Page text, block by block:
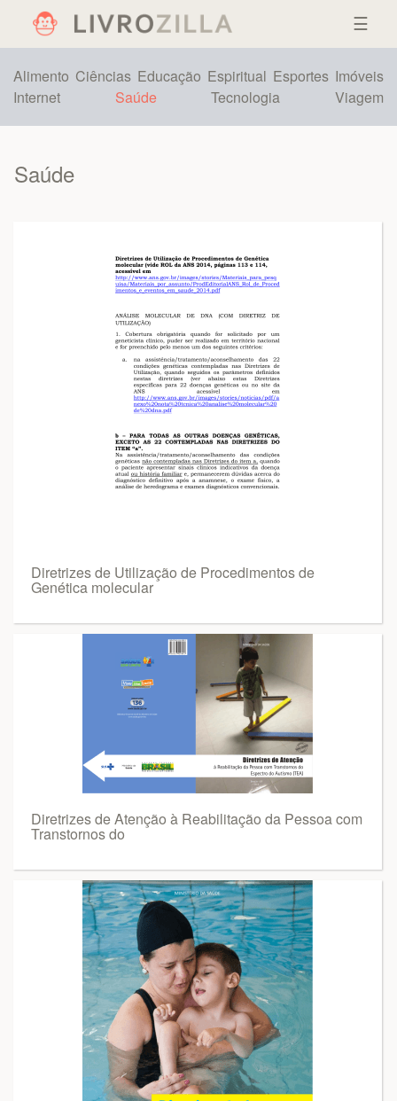
☰
Alimento Ciências Educação Espiritual Esportes Imóveis
Internet
Saúde Tecnologia Viagem
Saúde
Diretrizes de Utilização de Procedimentos de
Genética molecular
Diretrizes de Atenção à Reabilitação da Pessoa com
Transtornos do